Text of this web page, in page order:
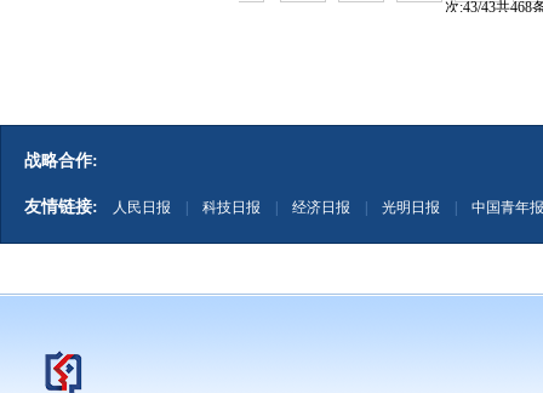
次:43/43共468
战略合作:
友情链接: 人民日报 科技日报 经济日报 光明日报 中国青年报